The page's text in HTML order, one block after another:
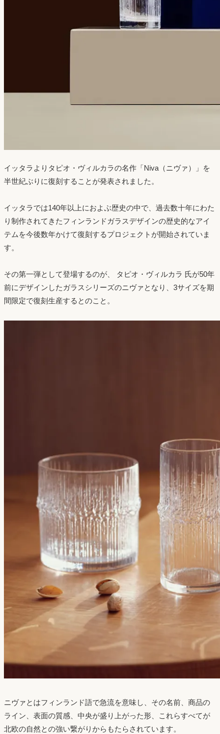
イッタラよりタピオ・ヴィルカラの名作「Niva（ニヴァ）」を
半世紀ぶりに復刻することが発表されました。
イッタラでは140年以上におよぶ歴史の中で、過去数十年にわた
り制作されてきたフィンランドガラスデザインの歴史的なアイ
テムを今後数年かけて復刻するプロジェクトが開始されていま
す。
その第一弾として登場するのが、 タピオ・ヴィルカラ 氏が50年
前にデザインしたガラスシリーズのニヴァとなり、3サイズを期
間限定で復刻生産するとのこと。
ニヴァとはフィンランド語で急流を意味し、その名前、商品の
ライン、表面の質感、中央が盛り上がった形、これらすべてが
北欧の自然との強い繋がりからもたらされています。